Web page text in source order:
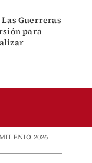
Guerreras
para
2026